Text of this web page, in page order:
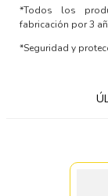
*Todos los
fabricación por 3
*Seguridad y